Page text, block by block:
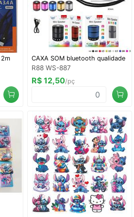
CAXA SOM bluetooth qualidade
R88 WS-887
R$ 12,50/pç